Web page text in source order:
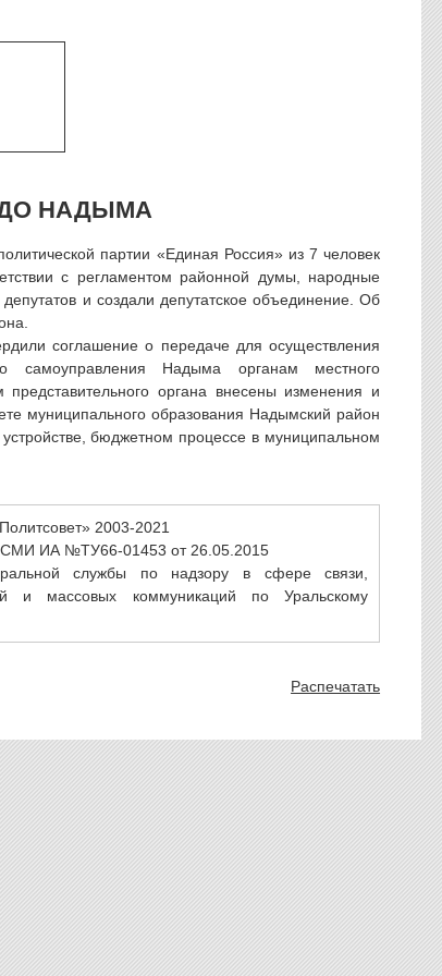
НАДЫМА
партии «Единая Россия» из 7 человек
с регламентом районной думы, народные
и создали депутатское объединение. Об
соглашение о передаче для осуществления
самоуправления Надыма органам местного
органа внесены изменения и
муниципального образования Надымский район
бюджетном процессе в муниципальном
2003-2021
СМИ ИА №ТУ66-01453 от 26.05.2015
службы по надзору в сфере связи,
и массовых коммуникаций по Уральскому
Распечатать